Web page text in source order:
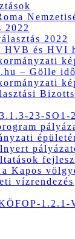
2022
2022
HVB és HVI
– Gölle
23-
a Kapos
vízrendezés
1.2.1-